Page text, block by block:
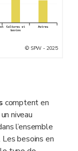
© SPW - 2025
comptent en
un niveau
l’ensemble
besoins en